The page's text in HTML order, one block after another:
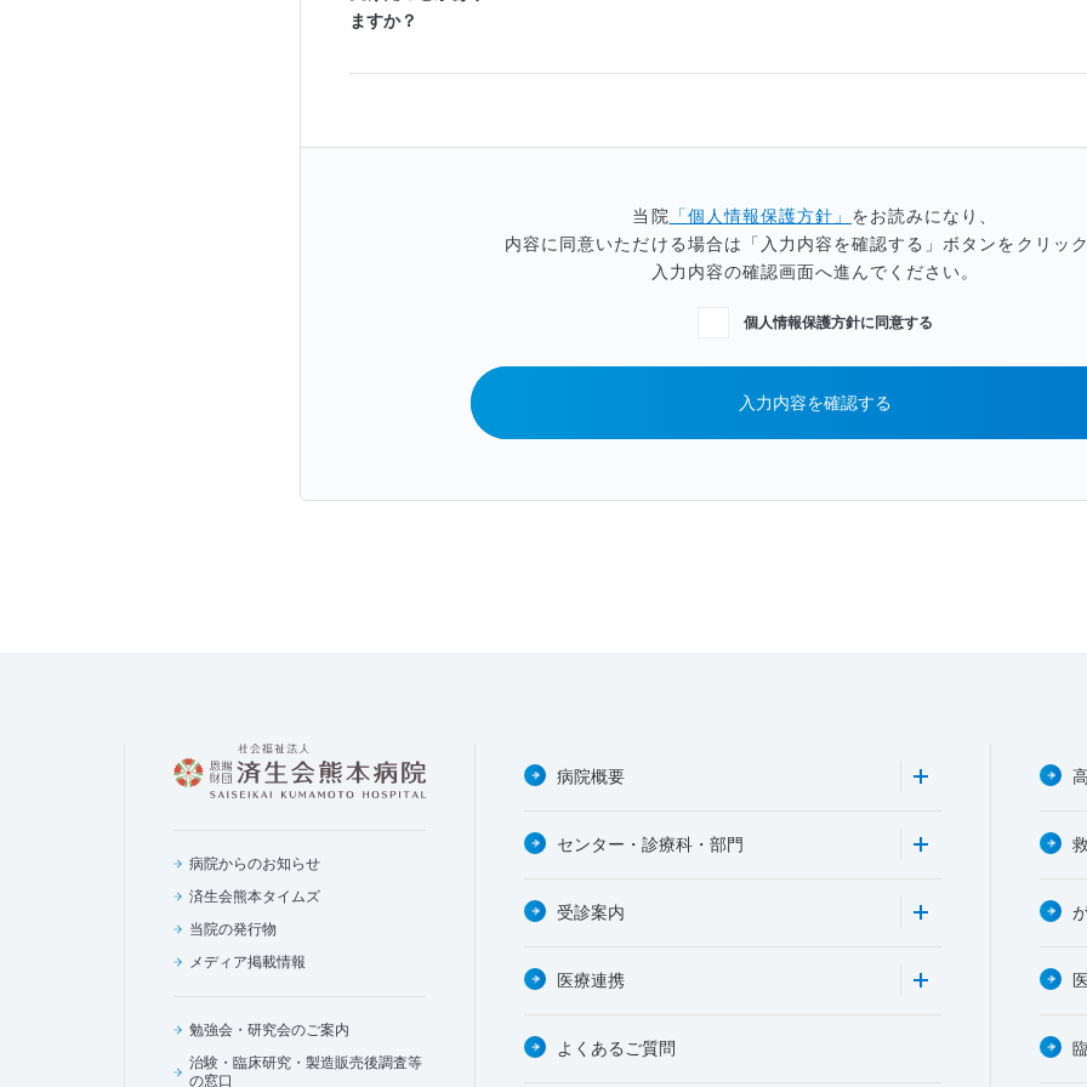
ますか？
当院 「個人情報保護方針」 をお読みになり、
内容に同意いただける場合は「入力内容を確認する」ボタンをクリッ
入力内容の確認画面へ進んでください。
個人情報保護方針に同意する
入力内容を確認する
病院からのお知らせ
済生会熊本タイムズ
当院の発行物
メディア掲載情報
勉強会・研究会のご案内
治験・臨床研究・製造販売後調査等
の窓口
病院概要
センター・診療科・部門
受診案内
医療連携
よくあるご質問